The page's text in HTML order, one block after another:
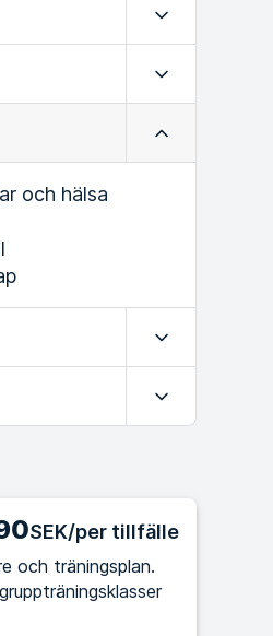
Expandera
Expandera
Minimera
och hälsa
Expandera
Expandera
SEK/per tillfälle
och träningsplan.